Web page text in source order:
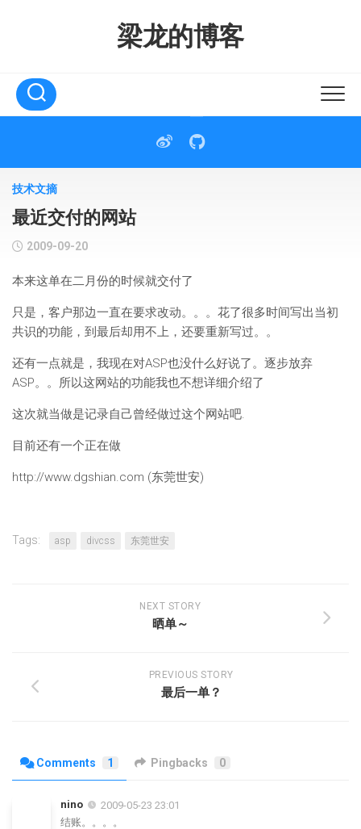
梁龙的博客
技术文摘
最近交付的网站
2009-09-20
本来这单在二月份的时候就交付了
只是，客户那边一直在要求改动。。。花了很多时间写出当初
共识的功能，到最后却用不上，还要重新写过。。
还有一点就是，我现在对ASP也没什么好说了。逐步放弃
ASP。。所以这网站的功能我也不想详细介绍了
这次就当做是记录自己曾经做过这个网站吧.
目前还有一个正在做
http://www.dgshian.com (东莞世安)
Tags: asp divcss 东莞世安
NEXT STORY
晒单～
PREVIOUS STORY
最后一单？
Comments 1 Pingbacks 0
nino
2009-05-23 23:01
结账。。。。